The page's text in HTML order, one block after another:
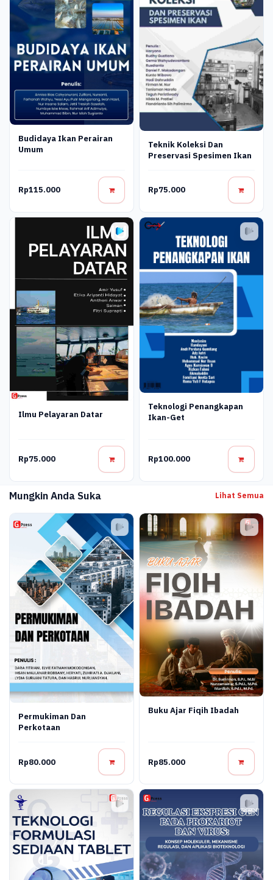
Budidaya Ikan Perairan
Umum
Rp115.000
Teknik Koleksi Dan
Preservasi Spesimen Ikan
Rp75.000
Ilmu Pelayaran Datar
Rp75.000
Teknologi Penangkapan
Ikan-Get
Rp100.000
Mungkin Anda Suka Lihat Semua
Permukiman Dan
Perkotaan
Rp80.000
Buku Ajar Fiqih Ibadah
Rp85.000